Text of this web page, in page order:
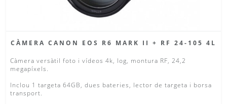
CÀMERA CANON EOS R6 MARK II + RF 24-105 4L
Càmera versàtil foto i vídeos 4k, log, montura RF, 24,2
megapíxels.
Inclou 1 targeta 64GB, dues bateries, lector de targeta i borsa
transport.